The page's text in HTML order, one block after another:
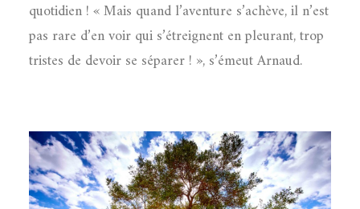
quotidien ! « Mais quand l’aventure s’achève, il n’est
pas rare d’en voir qui s’étreignent en pleurant, trop
tristes de devoir se séparer ! », s’émeut Arnaud.